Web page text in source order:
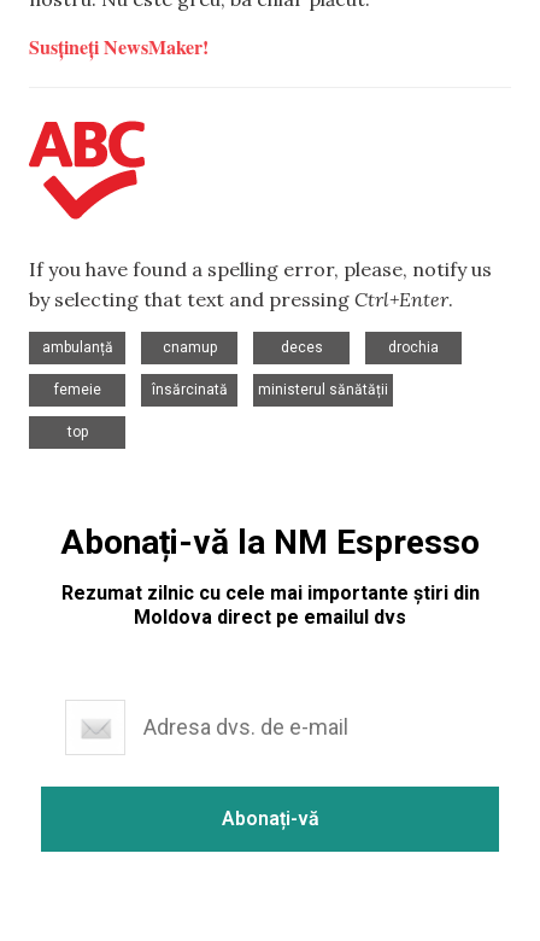
Susțineți NewsMaker!
If you have found a spelling error, please, notify us
by selecting that text and pressing Ctrl+Enter.
ambulanță
cnamup
deces
drochia
femeie
însărcinată
ministerul sănătății
top
Abonați-vă la NM Espresso
Rezumat zilnic cu cele mai importante știri din
Moldova direct pe emailul dvs